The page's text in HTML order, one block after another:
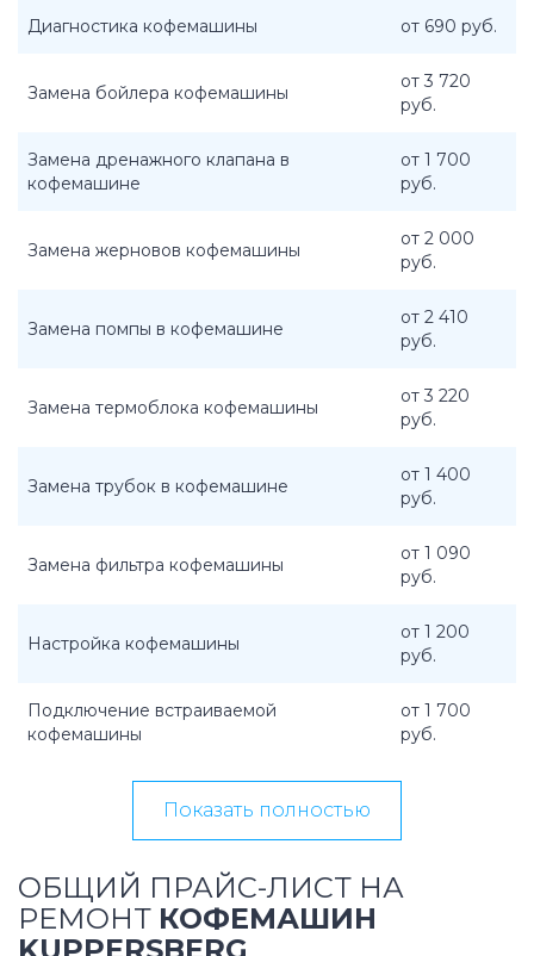
Диагностика кофемашины от 690 руб.
Замена бойлера кофемашины
от 3 720
руб.
Замена дренажного клапана в
кофемашине
от 1 700
руб.
Замена жерновов кофемашины
от 2 000
руб.
Замена помпы в кофемашине
от 2 410
руб.
Замена термоблока кофемашины
от 3 220
руб.
Замена трубок в кофемашине
от 1 400
руб.
Замена фильтра кофемашины
от 1 090
руб.
Настройка кофемашины
от 1 200
руб.
Подключение встраиваемой
кофемашины
от 1 700
руб.
Показать полностью
ОБЩИЙ ПРАЙС-ЛИСТ НА
РЕМОНТ КОФЕМАШИН